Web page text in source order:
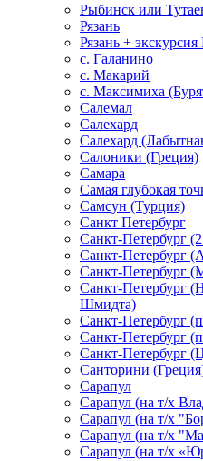
Рыбинск или
Рязань
Рязань +
с. Галанино
с. Макарий
с. Максимиха
Салемал
Салехард
Салехард
Салоники (Греция)
Самара
Самая глубокая
Самсун (Турция)
Санкт Петербург
Санкт-Петербург
Санкт-Петербург
Санкт-Петербург
Санкт-Петербург
Шмидта)
Санкт-Петербург
Санкт-Петербург
Санкт-Петербург
Санторини
Сарапул
Сарапул (на т/х
Сарапул (на т/х
Сарапул (на т/х
Сарапул (на т/х